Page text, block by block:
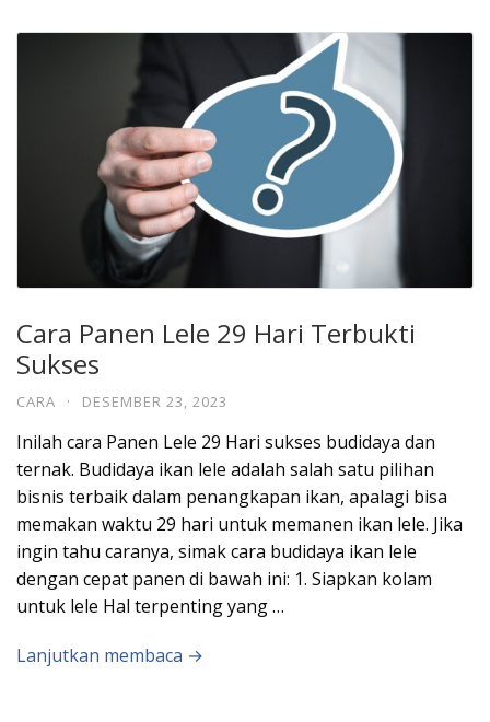
Cara Panen Lele 29 Hari Terbukti
Sukses
CARA · DESEMBER 23, 2023
Inilah cara Panen Lele 29 Hari sukses budidaya dan
ternak. Budidaya ikan lele adalah salah satu pilihan
bisnis terbaik dalam penangkapan ikan, apalagi bisa
memakan waktu 29 hari untuk memanen ikan lele. Jika
ingin tahu caranya, simak cara budidaya ikan lele
dengan cepat panen di bawah ini: 1. Siapkan kolam
untuk lele Hal terpenting yang …
Lanjutkan membaca →